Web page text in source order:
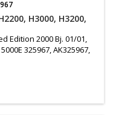
H3000, H3200,
Edition 2000 Bj. 01/01,
325967, AK325967,